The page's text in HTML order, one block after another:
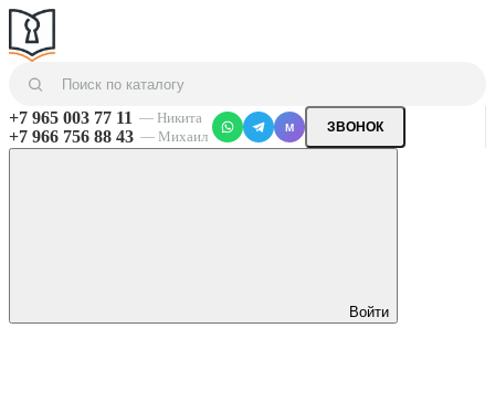
+7 965 003 77 11 — Никита
+7 966 756 88 43 — Михаил
M ЗВОНОК
Войти